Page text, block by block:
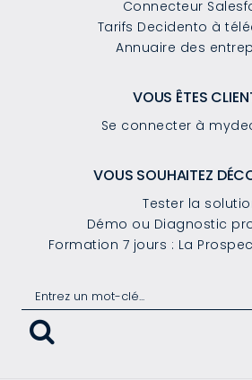
Connecteur
Tarifs Decidento à
Annuaire des
VOUS ÊTES
Se connecter à
VOUS SOUHAITEZ
Tester la
Démo ou Diagnostic
Formation 7 jours : La